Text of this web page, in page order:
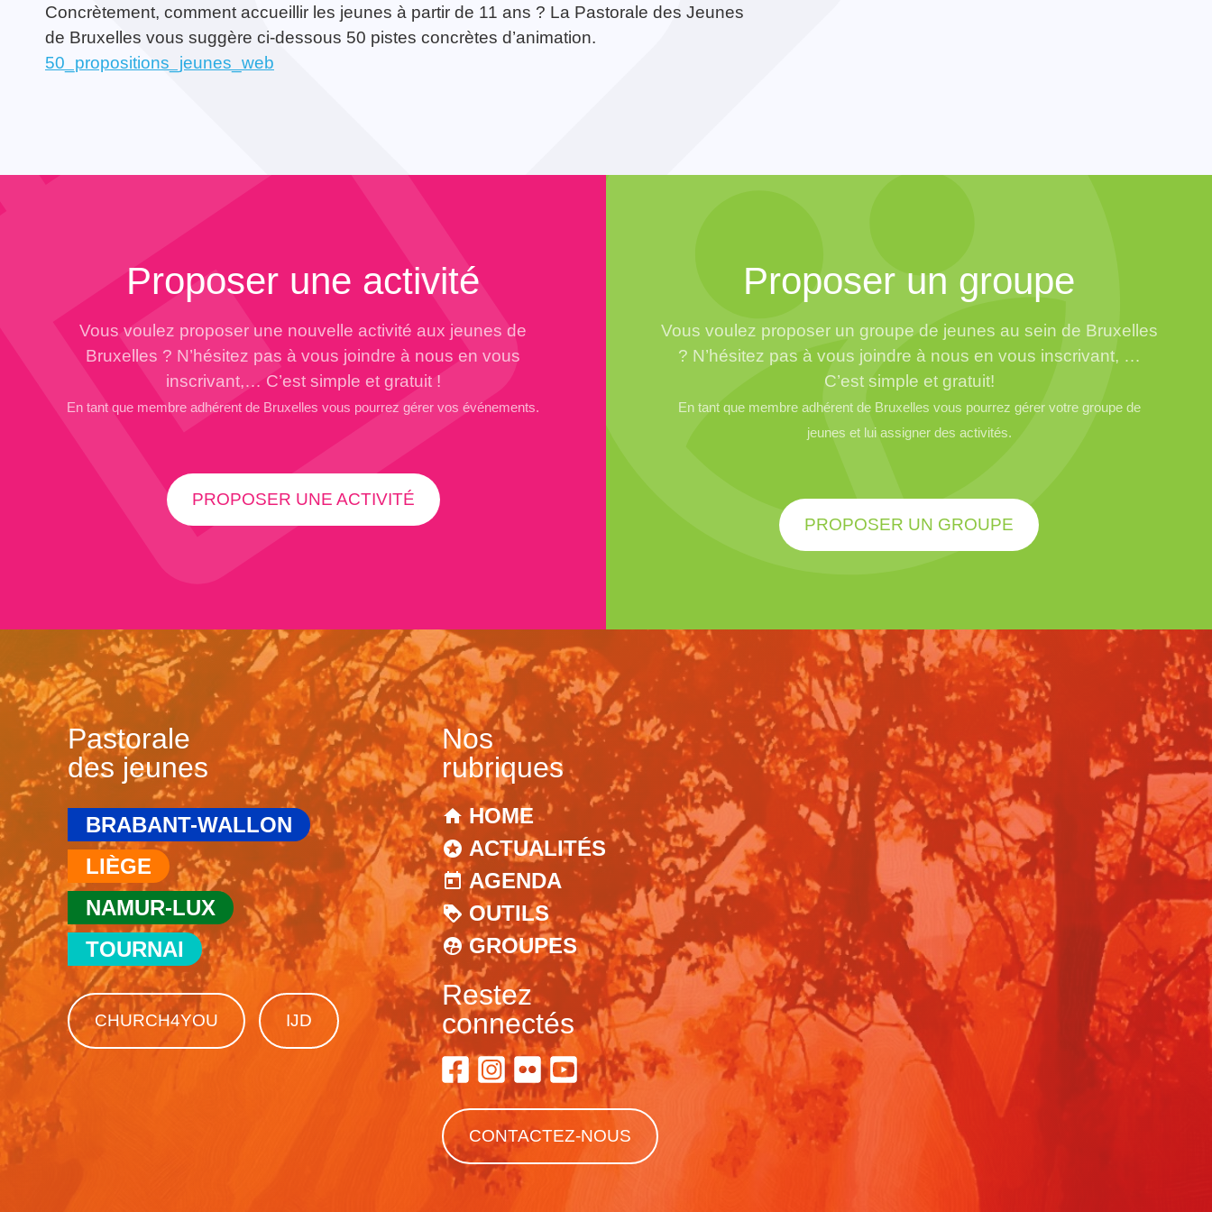
Concrètement, comment accueillir les jeunes à partir de 11 ans ? La Pastorale des Jeunes
de Bruxelles vous suggère ci-dessous 50 pistes concrètes d’animation.
50_propositions_jeunes_web
Proposer une activité
Vous voulez proposer une nouvelle activité aux jeunes de
Bruxelles ? N’hésitez pas à vous joindre à nous en vous
inscrivant,… C’est simple et gratuit !
En tant que membre adhérent de Bruxelles vous pourrez gérer vos événements.
PROPOSER UNE ACTIVITÉ
Proposer un groupe
Vous voulez proposer un groupe de jeunes au sein de Bruxelles
? N’hésitez pas à vous joindre à nous en vous inscrivant, …
C’est simple et gratuit!
En tant que membre adhérent de Bruxelles vous pourrez gérer votre groupe de
jeunes et lui assigner des activités.
PROPOSER UN GROUPE
Pastorale
des jeunes
BRABANT-WALLON
LIÈGE
NAMUR-LUX
TOURNAI
CHURCH4YOU IJD
Nos
rubriques
HOME
ACTUALITÉS
AGENDA
OUTILS
GROUPES
Restez
connectés
CONTACTEZ-NOUS